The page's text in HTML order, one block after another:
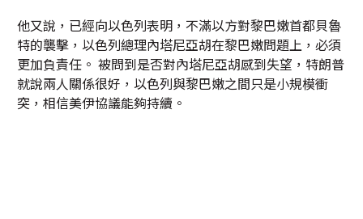
他又說，已經向以色列表明，不滿以方對黎巴嫩首都貝魯
特的襲擊，以色列總理內塔尼亞胡在黎巴嫩問題上，必須
更加負責任。 被問到是否對內塔尼亞胡感到失望，特朗普
就說兩人關係很好，以色列與黎巴嫩之間只是小規模衝
突，相信美伊協議能夠持續。